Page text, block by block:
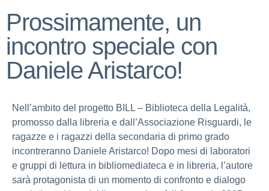
Prossimamente, un
incontro speciale con
Daniele Aristarco!
Nell’ambito del progetto BILL – Biblioteca della Legalità,
promosso dalla libreria e dall’Associazione Risguardi, le
ragazze e i ragazzi della secondaria di primo grado
incontreranno Daniele Aristarco! Dopo mesi di laboratori
e gruppi di lettura in bibliomediateca e in libreria, l’autore
sarà protagonista di un momento di confronto e dialogo